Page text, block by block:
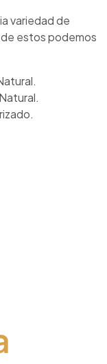
variedad de
estos podemos